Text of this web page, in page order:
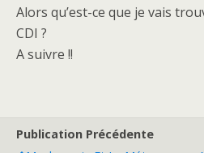
Alors qu’est-ce que je vais
CDI ?
A suivre !!
Publication Précédente